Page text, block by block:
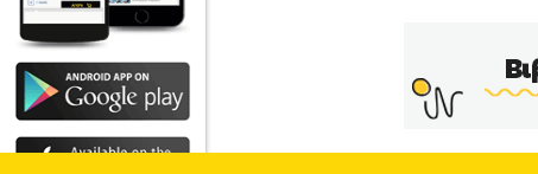
και να συμβάλω στη δημιουργία ενός
Λεμπέργκερ με σκοπό την απόδειξη των
LifePower, πιστεύουμε ότι ο